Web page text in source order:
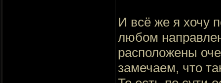
И всё же я хочу
любом
расположены
замечаем, что